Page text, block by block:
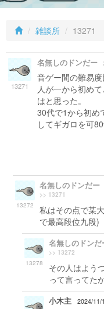
雑談所 13271
13271
名無しのドンだー
音ゲー間の難易
人が一から初め
はと思った。
30代で1から初め
してギガロを可
13272
名無しのドンだー
>> 13271
私はその点で某
で最高段位九段)
13278
名無しのドンだ
>> 13272
その人はよう
って言ってた
小木主 2024/